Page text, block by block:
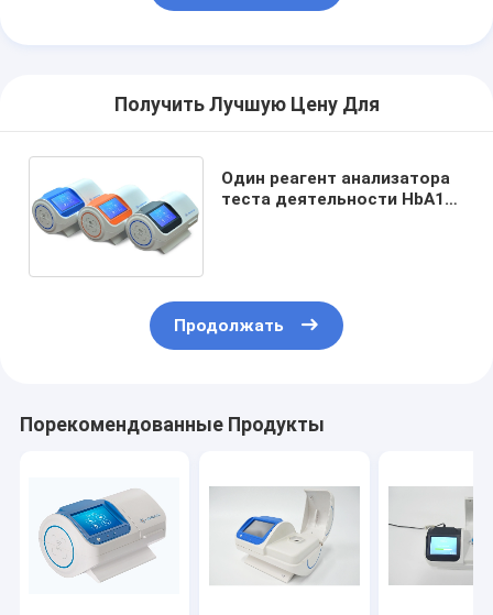
Получить Лучшую Цену Для
Один реагент анализатора
теста деятельности HbA1c
Продолжать
Порекомендованные Продукты